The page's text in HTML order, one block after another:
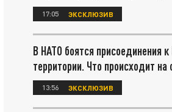
17:05 ЭКСКЛЮЗИВ
В НАТО боятся присоединения к
территории. Что происходит
13:56 ЭКСКЛЮЗИВ